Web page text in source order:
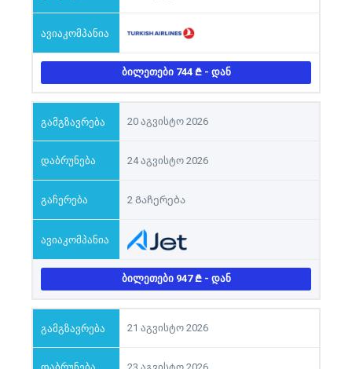
ᲑᲘᲚᲔᲗᲔᲑᲘ 744 - ᲓᲐᲜ
20 აგვისტო 2026
24 აგვისტო 2026
2 Გაჩერება
ᲑᲘᲚᲔᲗᲔᲑᲘ 947 - ᲓᲐᲜ
21 აგვისტო 2026
23 აგვისტო 2026